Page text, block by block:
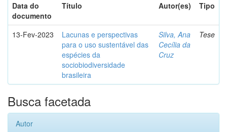
Data do
documento
Título Autor(es) Tipo
13-Fev-2023
Lacunas e perspectivas
para o uso sustentável das
espécies da
sociobiodiversidade
brasileira
Silva, Ana
Cecília da
Cruz
Tese
Busca facetada
Autor